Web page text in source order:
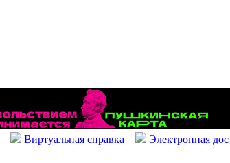
Виртуальная справка Электронная